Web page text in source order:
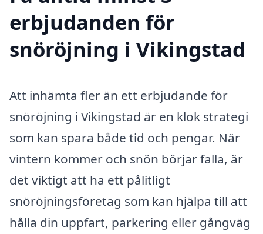
erbjudanden för
snöröjning i Vikingstad
Att inhämta fler än ett erbjudande för
snöröjning i Vikingstad är en klok strategi
som kan spara både tid och pengar. När
vintern kommer och snön börjar falla, är
det viktigt att ha ett pålitligt
snöröjningsföretag som kan hjälpa till att
hålla din uppfart, parkering eller gångväg